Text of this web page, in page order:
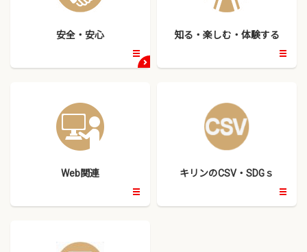
安全・安心
開
く
知る・楽しむ・体験する
く
Web関連
く
キリンのCSV・SDGｓ
く